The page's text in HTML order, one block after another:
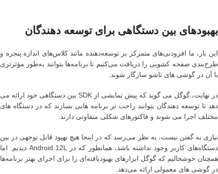
بهبودهای بین دستگاهی برای توسعه دهندگان
این بار، ما افزودنی‌های متمرکز بر توسعه‌دهنده مانند کلاس‌های اندازه پنجره و
طرح‌بندی صفحه کشویی را دریافت می‌کنیم تا برنامه‌ها بتوانند به‌طور مؤثرتری
با آن در گوشی های تاشو سازگار شوند.
در نهایت، گوگل می گوید که پیش نمایشی از SDK بین دستگاهی خود ارائه می
دهد تا توسعه دهندگان بتوانند راحت تر برنامه هایی بسازند که در دستگاه های
مختلف اجرا می شوند و فاکتورهای شکلی متفاوتی دارند.
نیازی به گفتن نیست، به نظر می‌رسد که در اینجا هیچ بهبود قابل توجهی در بین
دستگاه‌های کاربر وجود نداشته باشد، همانطور که در Android 12L دیدیم. اما
همچنان خوشحالیم که گوگل ابزارهای بهبودیافته‌ای را برای اجرای بهتر برنامه‌ها
در گوشی های معمولی ارائه می‌دهد.